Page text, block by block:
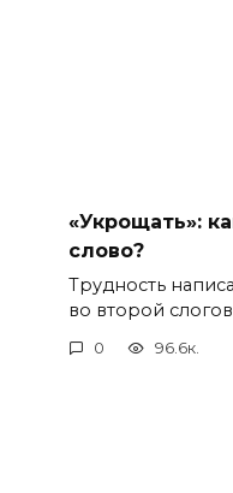
«Укрощать»:
слово?
Трудность
во второй
0 96.6к.